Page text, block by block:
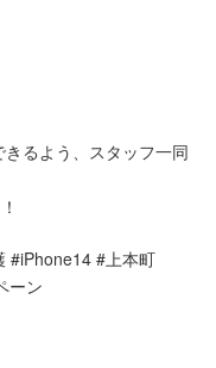
るよう、スタッフ一同
#iPhone14 #上本町
ーン